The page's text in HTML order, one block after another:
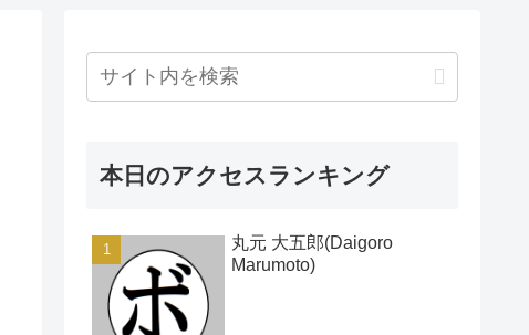
本日のアクセスランキング
丸元 大五郎(Daigoro
Marumoto)